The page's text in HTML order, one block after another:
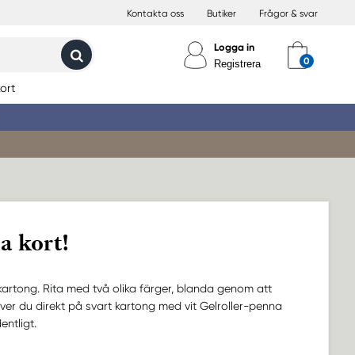
Kontakta oss Butiker Frågor & svar
Logga in
Registrera
kort!
Rita med två olika färger, blanda genom att
du direkt på svart kartong med vit Gelroller-penna